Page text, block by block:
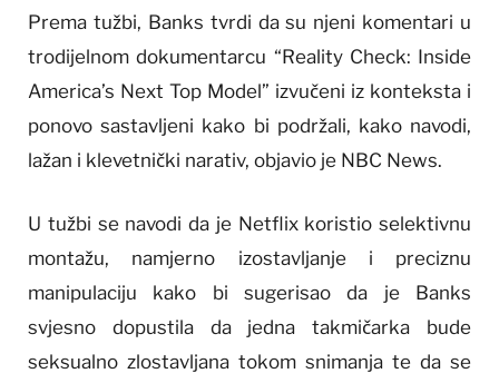
Prema tužbi, Banks tvrdi da su njeni komentari u
trodijelnom dokumentarcu “Reality Check: Inside
America’s Next Top Model” izvučeni iz konteksta i
ponovo sastavljeni kako bi podržali, kako navodi,
lažan i klevetnički narativ, objavio je NBC News.
U tužbi se navodi da je Netflix koristio selektivnu
montažu, namjerno izostavljanje i preciznu
manipulaciju kako bi sugerisao da je Banks
svjesno dopustila da jedna takmičarka bude
seksualno zlostavljana tokom snimanja te da se